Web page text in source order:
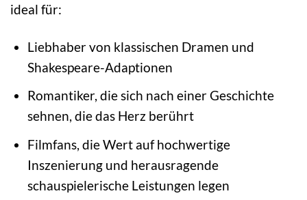
ideal für:
Liebhaber von klassischen Dramen und
Shakespeare-Adaptionen
Romantiker, die sich nach einer Geschichte
sehnen, die das Herz berührt
Filmfans, die Wert auf hochwertige
Inszenierung und herausragende
schauspielerische Leistungen legen